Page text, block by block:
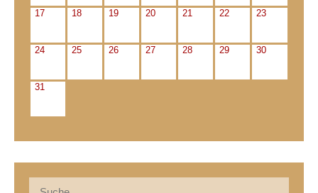
17 18 19 20 21 22 23
24 25 26 27 28 29 30
31